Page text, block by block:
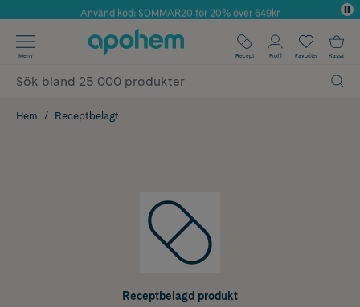
Årets Butik 2025 inom Skönhet
Använd kod: SOMMAR20 för 20% över 649kr
✓ Fri frakt
✓ Poäng på alla köp*
Meny Recept Profil Favoriter Kassa
Hem Receptbelagt
Receptbelagd produkt